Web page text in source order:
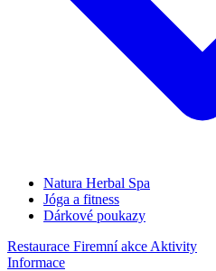
Natura Herbal Spa
Jóga a fitness
Dárkové poukazy
Restaurace Firemní akce Aktivity
Informace